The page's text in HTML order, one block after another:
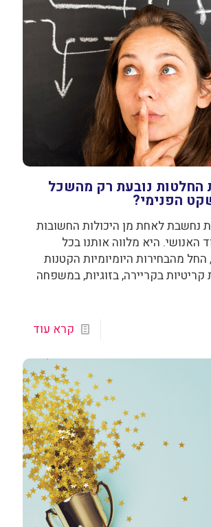
נובעת רק מהשכל
הפנימי?
נחשבת לאחת מן היכולות החשובות
האנושי. היא מלווה אותנו בכל
החל מהבחירות היומיומיות הקטנות
בקריירה, בזוגיות, במשפחה
קרא עוד